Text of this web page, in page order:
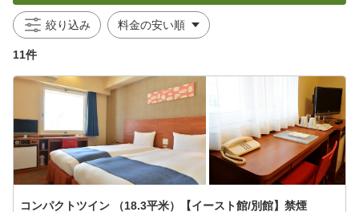
絞り込み
11件
コンパクトツイン （18.3平米）【イースト館/別館】禁煙